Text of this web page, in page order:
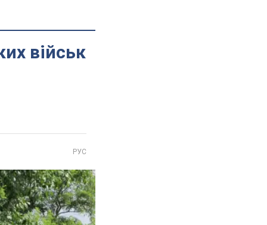
військ
РУС